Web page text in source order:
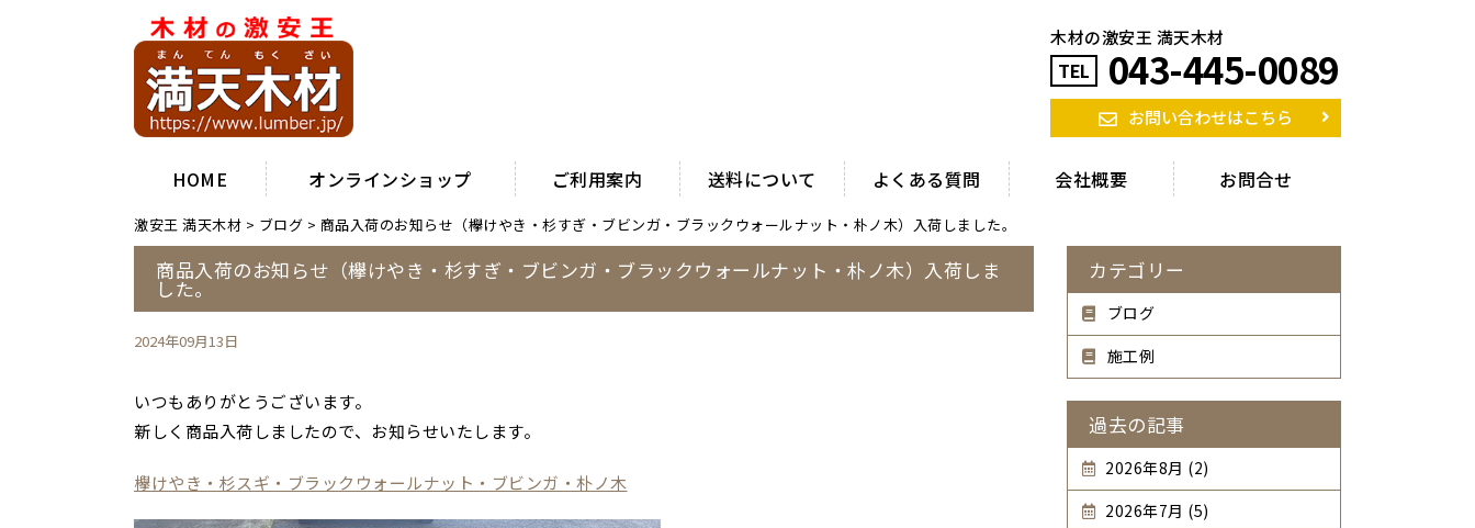
木材の激安王 満天木材
TEL 043-445-0089
お問い合わせはこちら
HOME オンラインショップ ご利用案内 送料について よくある質問 会社概要 お問合せ
激安王 満天木材 > ブログ > 商品入荷のお知らせ（欅けやき・杉すぎ・ブビンガ・ブラックウォールナット・朴ノ木）入荷しました。
商品入荷のお知らせ（欅けやき・杉すぎ・ブビンガ・ブラックウォールナット・朴ノ木）入荷しま
した。
2024年09月13日
いつもありがとうございます。
新しく商品入荷しましたので、お知らせいたします。
欅けやき・杉スギ・ブラックウォールナット・ブビンガ・朴ノ木
カテゴリー
ブログ
施工例
過去の記事
2026年8月 (2)
2026年7月 (5)